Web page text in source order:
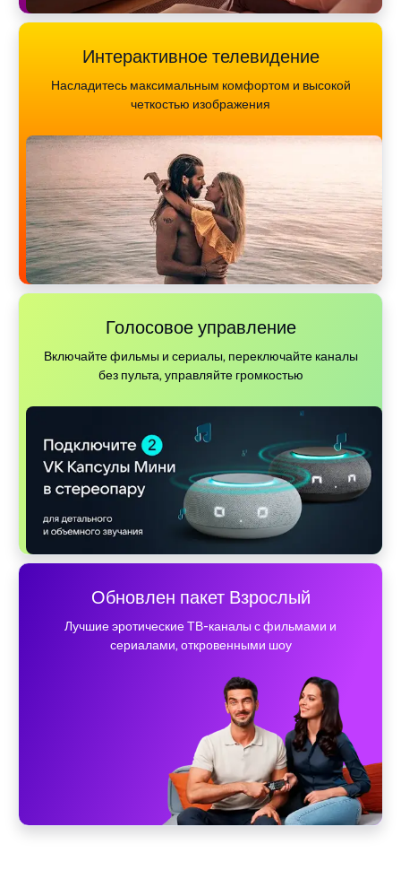
Интерактивное телевидение
Насладитесь максимальным комфортом и высокой
четкостью изображения
Голосовое управление
Включайте фильмы и сериалы, переключайте каналы
без пульта, управляйте громкостью
Обновлен пакет Взрослый
Лучшие эротические ТВ-каналы с фильмами и
сериалами, откровенными шоу